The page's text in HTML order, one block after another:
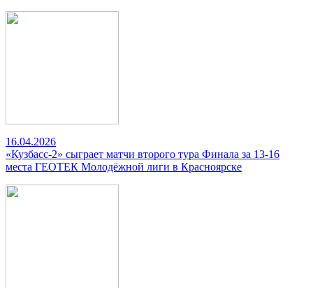
16.04.2026
«Кузбасс-2» сыграет матчи второго тура Финала за 13-16
места ГЕОТЕК Молодёжной лиги в Красноярске